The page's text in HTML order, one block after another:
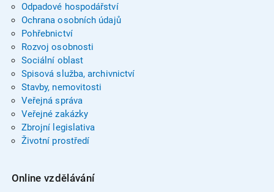
Odpadové hospodářství
Ochrana osobních údajů
Pohřebnictví
Rozvoj osobnosti
Sociální oblast
Spisová služba, archivnictví
Stavby, nemovitosti
Veřejná správa
Veřejné zakázky
Zbrojní legislativa
Životní prostředí
Online vzdělávání